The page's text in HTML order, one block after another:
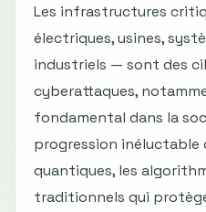
Les infrastructures
électriques, usines,
industriels — sont des
cyberattaques,
fondamental dans la
progression inéluctable
quantiques, les
traditionnels qui